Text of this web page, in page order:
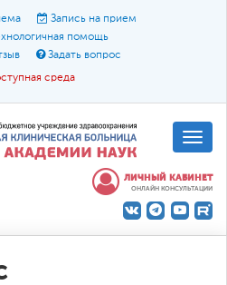
Запись на прием
помощь
Задать вопрос
среда
A A A
среде
ЛИЧНЫЙ КАБИНЕТ
ОНЛАЙН КОНСУЛЬТАЦИИ